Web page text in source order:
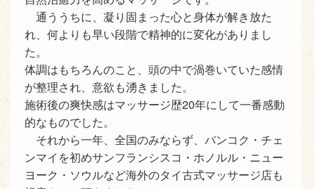
通ううちに、凝り固まった心と身体が解き放た
れ、何よりも早い段階で精神的に変化がありまし
た。
体調はもちろんのこと、頭の中で渦巻いていた感情
が整理され、意欲も湧きました。
施術後の爽快感はマッサージ歴20年にして一番感動
的なものでした。
それから一年、全国のみならず、バンコク・チェ
ンマイを初めサンフランシスコ・ホノルル・ニュー
ヨーク・ソウルなど海外のタイ古式マッサージ店も